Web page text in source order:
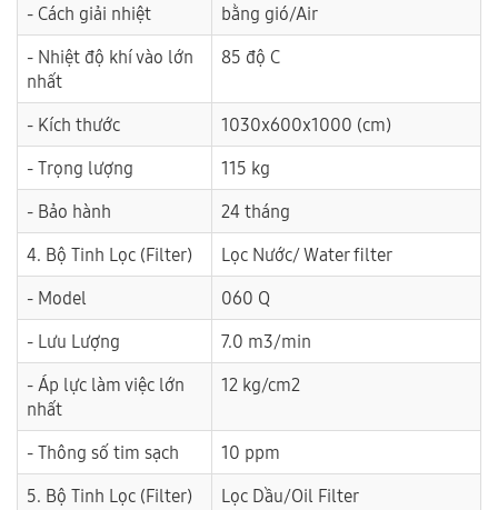
- Cách giải nhiệt
bằng gió/Air
- Nhiệt độ khí vào lớn
nhất
85 độ C
- Kích thước
1030x600x1000 (cm)
- Trọng lượng
115 kg
- Bảo hành
24 tháng
4. Bộ Tinh Lọc (Filter)
Lọc Nước/ Water filter
- Model
060 Q
- Lưu Lượng
7.0 m3/min
- Áp lực làm việc lớn
nhất
12 kg/cm2
- Thông số tim sạch
10 ppm
5. Bộ Tinh Lọc (Filter)
Lọc Dầu/Oil Filter